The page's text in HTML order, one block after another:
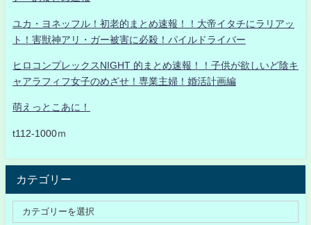
ユカ・ヨネッフル！初老的まとめ速報！！大帝イタチにラリアッ
ト！害獣神アリ・ガー被害に必殺！パイルドライバー
ヒロコンプレックスNIGHT 的まとめ速報！！子供が欲しいど陰キ
ャアラフィフ女子のめざせ！専業主婦！婚活計画編
萌えっとこあに！
t112-1000ｍ
カテゴリー